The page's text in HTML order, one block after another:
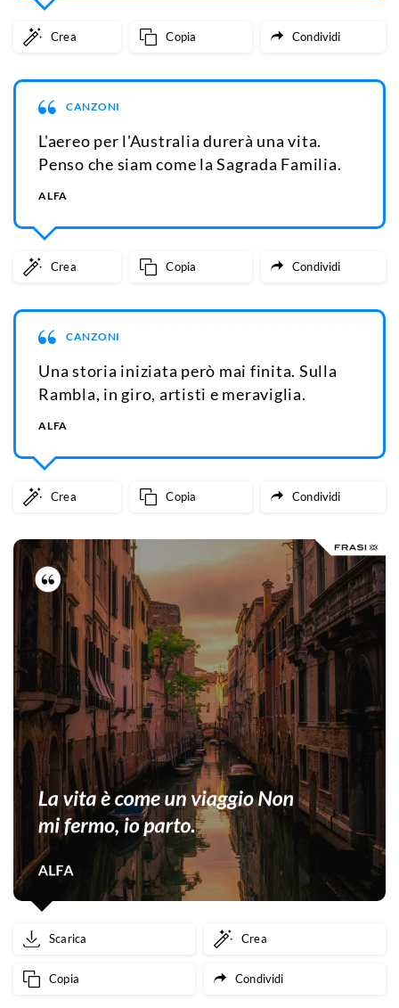
Crea Copia Condividi
CANZONI
L'aereo per l'Australia durerà una vita.
Penso che siam come la Sagrada Familia.
ALFA
Crea Copia Condividi
CANZONI
Una storia iniziata però mai finita. Sulla
Rambla, in giro, artisti e meraviglia.
ALFA
Crea Copia Condividi
Scarica Crea
Copia Condividi